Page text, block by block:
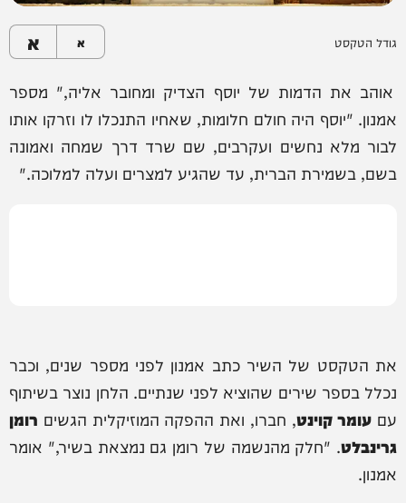
גודל הטקסט א א
אוהב את הדמות של יוסף הצדיק ומחובר אליה," מספר
אמנון. "יוסף היה חולם חלומות, שאחיו התנכלו לו וזרקו אותו
לבור מלא נחשים ועקרבים, שם שרד דרך שמחה ואמונה
בשם, בשמירת הברית, עד שהגיע למצרים ועלה למלוכה."
את הטקסט של השיר כתב אמנון לפני מספר שנים, וכבר
נכלל בספר שירים שהוציא לפני שנתיים. הלחן נוצר בשיתוף
עם עומר קוינט, חברו, ואת ההפקה המוזיקלית הגשים רומן
גרינבלט. "חלק מהנשמה של רומן גם נמצאת בשיר," אומר
אמנון.